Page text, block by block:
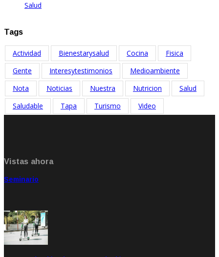
Feb 04, 2020
Salud
Tags
Actividad Bienestarysalud Cocina
Fisica
Gente
Interesytestimonios
Medioambiente
Nota
Noticias Nuestra Nutricion
Salud
Saludable
Tapa Turismo Video
Vistas ahora
Seminario